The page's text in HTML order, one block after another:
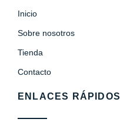
Inicio
Sobre nosotros
Tienda
Contacto
ENLACES RÁPIDOS